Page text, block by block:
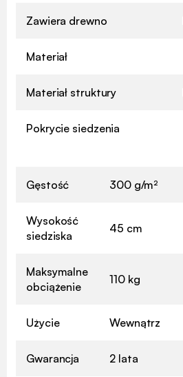
Zawiera drewno
Materiał
Materiał struktury
Pokrycie siedzenia
Gęstość 300 g/m²
Wysokość
siedziska
45 cm
Maksymalne
obciążenie
110 kg
Użycie Wewnątrz
Gwarancja 2 lata